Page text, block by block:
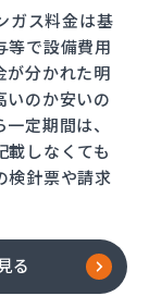
ガス料金は基
等で設備費用
が分かれた明
いのか安いの
定期間は、
載しなくても
検針票や請求
る